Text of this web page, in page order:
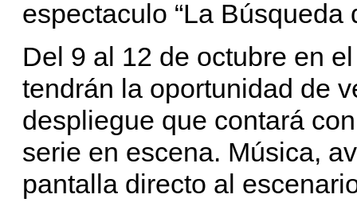
espectaculo “La Búsqueda
Del 9 al 12 de octubre en
tendrán la oportunidad de
despliegue que contará
serie en escena. Música,
pantalla directo al